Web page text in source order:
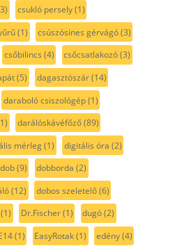
csukló persely(1)
(1) csúszósines gérvágó(3)
csőbilincs (4) csőcsatlakozó(3)
(5) dagasztószár(14)
daraboló csiszológép(1)
darálóskávéfőző(89)
mérleg(1) digitális óra (2)
dob(9) dobborda (2)
(12) dobos szeletelő(6)
(1) Dr.Fischer(1) dugó(2)
(1) EasyRotak(1) edény(4)